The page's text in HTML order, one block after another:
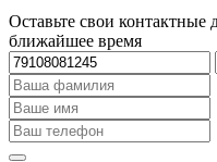
Оставьте свои
ближайшее время